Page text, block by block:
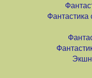
Фантастика